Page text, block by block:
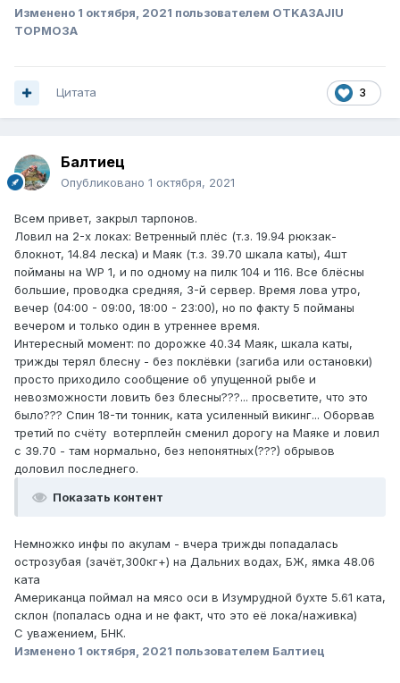
Изменено 1 октября, 2021 пользователем OTKA3AJIU
TOPMO3A
3
Цитата
Балтиец
Опубликовано 1 октября, 2021
Всем привет, закрыл тарпонов.
Ловил на 2-х локах: Ветренный плёс (т.з. 19.94 рюкзак-
блокнот, 14.84 леска) и Маяк (т.з. 39.70 шкала каты), 4шт
пойманы на WP 1, и по одному на пилк 104 и 116. Все блёсны
большие, проводка средняя, 3-й сервер. Время лова утро,
вечер (04:00 - 09:00, 18:00 - 23:00), но по факту 5 пойманы
вечером и только один в утреннее время.
Интересный момент: по дорожке 40.34 Маяк, шкала каты,
трижды терял блесну - без поклёвки (загиба или остановки)
просто приходило сообщение об упущенной рыбе и
невозможности ловить без блесны???... просветите, что это
было??? Спин 18-ти тонник, ката усиленный викинг... Оборвав
третий по счёту вотерплейн сменил дорогу на Маяке и ловил
с 39.70 - там нормально, без непонятных(???) обрывов
доловил последнего.
Показать контент
Немножко инфы по акулам - вчера трижды попадалась
острозубая (зачёт,300кг+) на Дальних водах, БЖ, ямка 48.06
ката
Американца поймал на мясо оси в Изумрудной бухте 5.61 ката,
склон (попалась одна и не факт, что это её лока/наживка)
С уважением, БНК.
Изменено 1 октября, 2021 пользователем Балтиец